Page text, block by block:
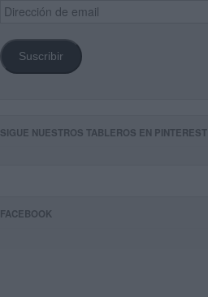
Dirección
de
Suscribir
SIGUE NUESTROS TABLEROS EN PINTEREST
FACEBOOK